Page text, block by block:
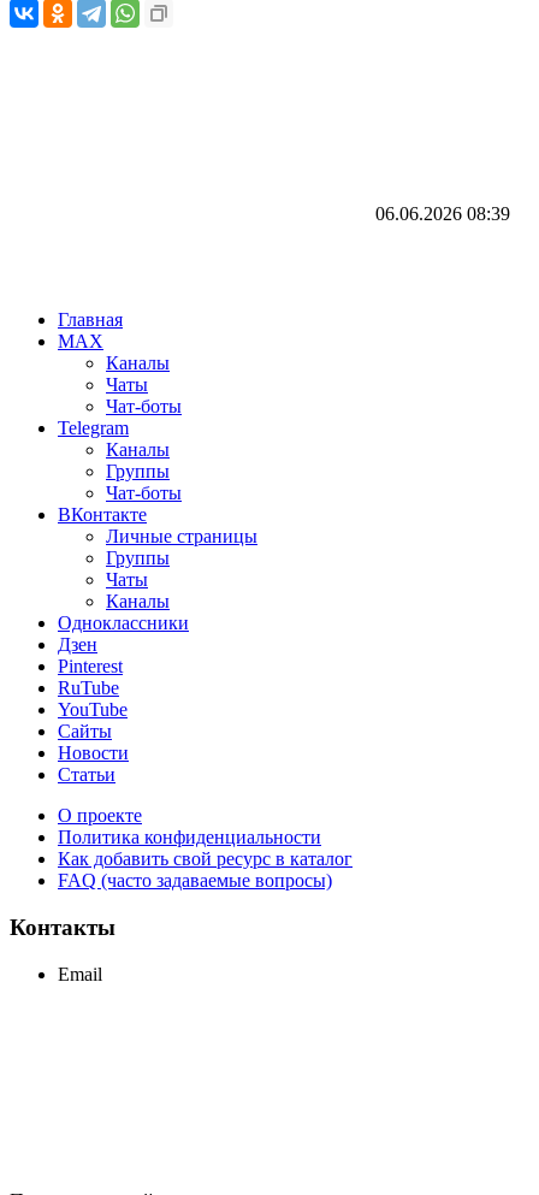
06.06.2026 08:39
Главная
MAX
Каналы
Чаты
Чат-боты
Telegram
Каналы
Группы
Чат-боты
ВКонтакте
Личные страницы
Группы
Чаты
Каналы
Одноклассники
Дзен
Pinterest
RuTube
YouTube
Сайты
Новости
Статьи
О проекте
Политика конфиденциальности
Как добавить свой ресурс в каталог
FAQ (часто задаваемые вопросы)
Контакты
Email